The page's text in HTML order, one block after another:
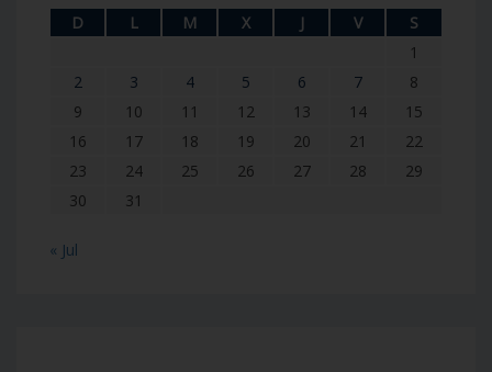
D L M X J V
S
1
2
3 4 5 6 7
8
9
10 11 12 13 14
15
16
17 18 19 20 21
22
23
24 25 26 27 28
29
30
31
« Jul